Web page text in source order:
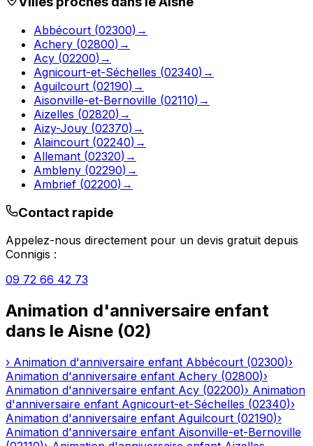
Abbécourt (02300) →
Achery (02800) →
Acy (02200) →
Agnicourt-et-Séchelles (02340) →
Aguilcourt (02190) →
Aisonville-et-Bernoville (02110) →
Aizelles (02820) →
Aizy-Jouy (02370) →
Alaincourt (02240) →
Allemant (02320) →
Ambleny (02290) →
Ambrief (02200) →
Contact rapide
Appelez-nous directement pour un devis gratuit depuis
Connigis :
09 72 66 42 73
Animation d'anniversaire enfant
dans le Aisne (02)
› Animation d'anniversaire enfant Abbécourt (02300)›
Animation d'anniversaire enfant Achery (02800)›
Animation d'anniversaire enfant Acy (02200)› Animation
d'anniversaire enfant Agnicourt-et-Séchelles (02340)›
Animation d'anniversaire enfant Aguilcourt (02190)›
Animation d'anniversaire enfant Aisonville-et-Bernoville